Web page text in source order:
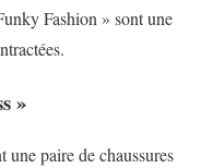
Fashion » sont une
»
une paire de chaussures